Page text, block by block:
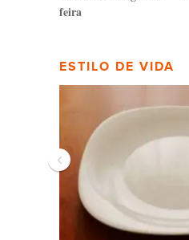
feira
ESTILO DE VIDA
‹